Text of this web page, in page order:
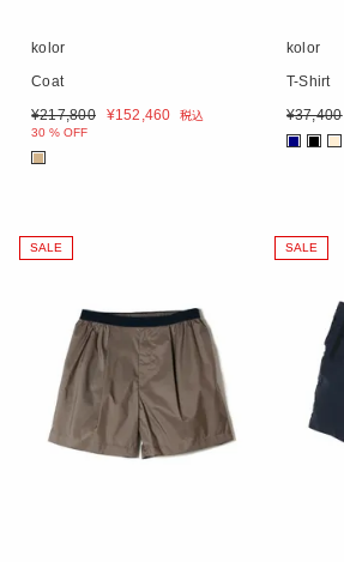
kolor
Coat
¥217,800 ¥152,460
税込
30 % OFF
kolor
T-Shirt
¥37,400
SALE SALE